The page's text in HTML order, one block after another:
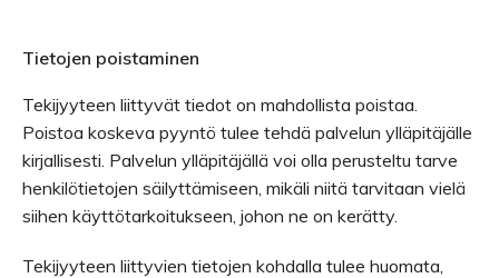
Tietojen poistaminen
Tekijyyteen liittyvät tiedot on mahdollista poistaa.
Poistoa koskeva pyyntö tulee tehdä palvelun ylläpitäjälle
kirjallisesti. Palvelun ylläpitäjällä voi olla perusteltu tarve
henkilötietojen säilyttämiseen, mikäli niitä tarvitaan vielä
siihen käyttötarkoitukseen, johon ne on kerätty.
Tekijyyteen liittyvien tietojen kohdalla tulee huomata,